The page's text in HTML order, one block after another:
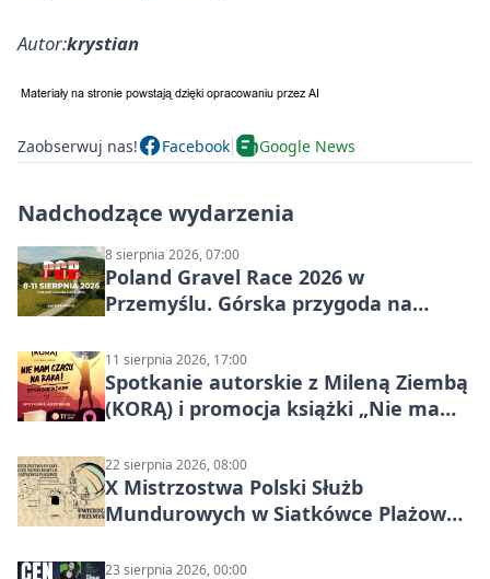
Autor:krystian
Zaobserwuj nas! Facebook Google News
Nadchodzące wydarzenia
8 sierpnia 2026, 07:00
Poland Gravel Race 2026 w
Przemyślu. Górska przygoda na
11 sierpnia 2026, 17:00
Spotkanie autorskie z Mileną Ziembą
(KORĄ) i promocja książki „Nie mam
22 sierpnia 2026, 08:00
X Mistrzostwa Polski Służb
Mundurowych w Siatkówce Plażowej
23 sierpnia 2026, 00:00